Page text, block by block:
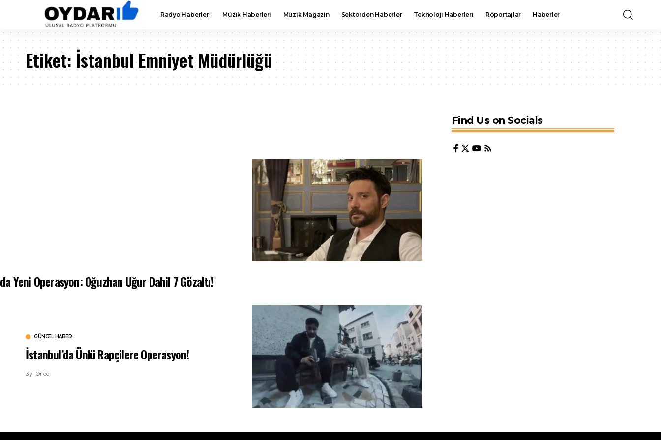
Radyo Haberleri Müzik Haberleri Müzik Magazin Sektörden Haberler Teknoloji Haberleri Röportajlar Haberler
Etiket: İstanbul Emniyet Müdürlüğü
Yeni Operasyon: Oğuzhan Uğur Dahil 7 Gözaltı!
GÜNCEL HABER
İstanbul’da Ünlü Rapçilere Operasyon!
3 yıl Önce
Find Us on Socials